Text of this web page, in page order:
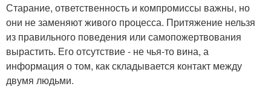
Старание, ответственность и компромиссы важны, но
они не заменяют живого процесса. Притяжение нельзя
из правильного поведения или самопожертвования
вырастить. Его отсутствие - не чья-то вина, а
информация о том, как складывается контакт между
двумя людьми.